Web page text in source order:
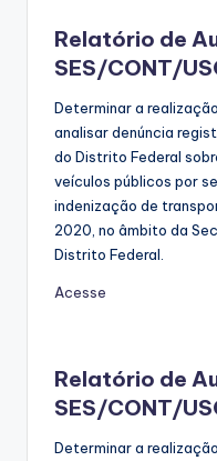
Relatório de
SES/CONT/
Determinar a
analisar denúncia
do Distrito Federal
veículos públicos por
indenização de
2020, no âmbito da
Distrito Federal.
Acesse
Relatório de
SES/CONT/
Determinar a